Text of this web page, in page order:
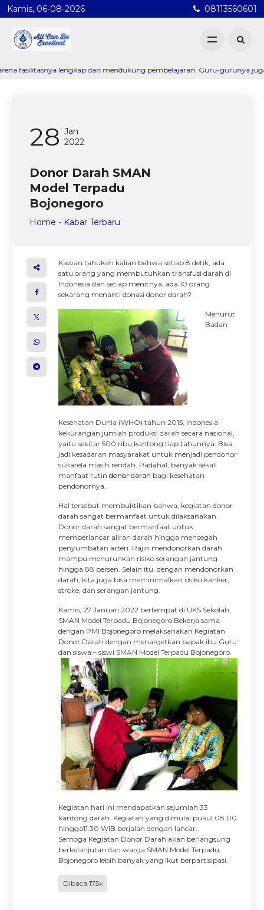
Kamis, 06-08-2026 08113560601
lengkap dan mendukung pembelajaran. Guru-gurunya juga
28 Jan
2022
Donor Darah SMAN
Model Terpadu
Bojonegoro
Home - Kabar Terbaru
Kawan tahukah kalian bahwa setiap 8 detik, ada
satu orang yang membutuhkan transfusi darah di
Indonesia dan setiap menitnya, ada 10 orang
sekarang menanti donasi donor darah?
Menurut
Badan
Kesehatan Dunia (WHO) tahun 2015, Indonesia
kekurangan jumlah produksi darah secara nasional,
yaitu sekitar 500 ribu kantong tiap tahunnya. Bisa
jadi kesadaran masyarakat untuk menjadi pendonor
sukarela masih rendah. Padahal, banyak sekali
manfaat rutin donor darah bagi kesehatan
pendonornya.
Hal tersebut membuktikan bahwa, kegiatan donor
darah sangat bermanfaat untuk dilaksanakan.
Donor darah sangat bermanfaat untuk
memperlancar aliran darah hingga mencegah
penyumbatan arteri. Rajin mendonorkan darah
mampu menurunkan risiko serangan jantung
hingga 88 persen. Selain itu, dengan mendonorkan
darah, kita juga bisa meminimalkan risiko kanker,
stroke, dan serangan jantung.
Kamis, 27 Januari 2022 bertempat di UKS Sekolah,
SMAN Model Terpadu Bojonegoro Bekerja sama
dengan PMI Bojonegoro melaksanakan Kegiatan
Donor Darah dengan menargetkan bapak ibu Guru
dan siswa – siswi SMAN Model Terpadu Bojonegoro.
Kegiatan hari ini mendapatkan sejumlah 33
kantong darah. Kegiatan yang dimulai pukul 08.00
hingga11.30 WIB berjalan dengan lancar.
Semoga Kegiatan Donor Darah akan berlangsung
berkelanjutan dan warga SMAN Model Terpadu
Bojonegoro lebih banyak yang ikut berpartisipasi.
Dibaca 175x